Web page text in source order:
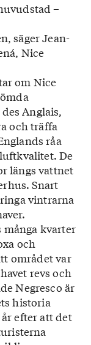
–
säger Jean-
Nice
om Nice
Anglais,
och träffa
råa
De
längs vattnet
Snart
vintrarna
många kvarter
och
området var
revs och
Negresco är
historia
efter att det